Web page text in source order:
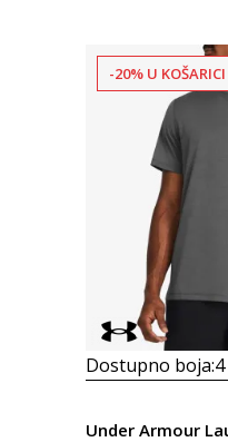
-20% U KOŠARICI
Dostupno boja:4
Under Armour